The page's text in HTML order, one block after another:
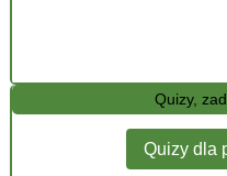
Quizy,
Quizy dla